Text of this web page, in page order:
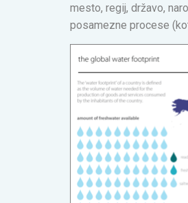
mesto, regij, državo,
posamezne procese